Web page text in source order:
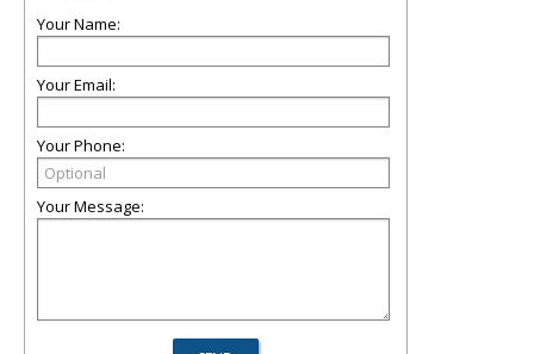
Your Name:
Your Email:
Your Phone:
Your Message: